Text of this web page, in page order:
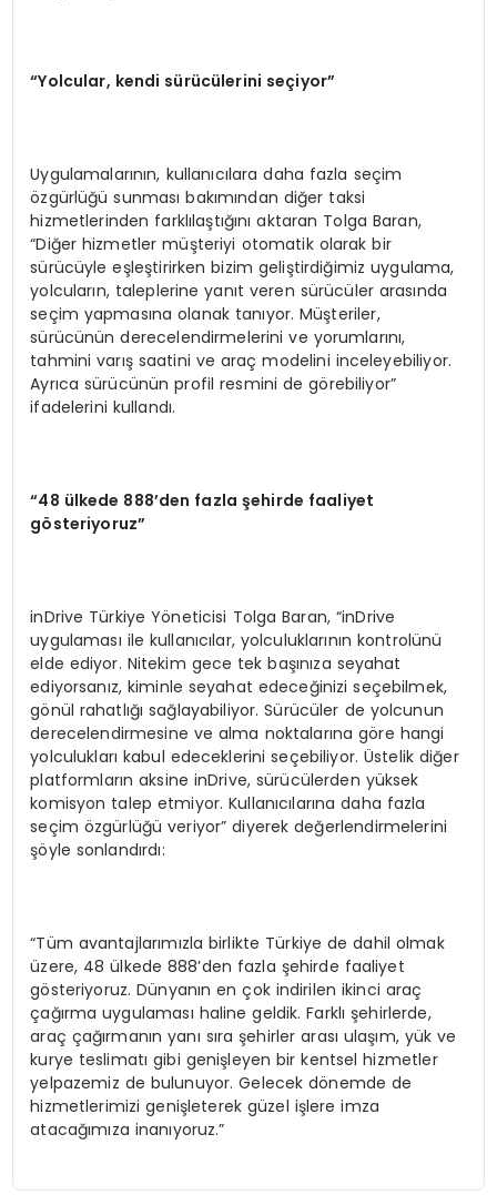
“Yolcular, kendi sürücülerini seçiyor”
Uygulamalarının, kullanıcılara daha fazla seçim
özgürlüğü sunması bakımından diğer taksi
hizmetlerinden farklılaştığını aktaran Tolga Baran,
“Diğer hizmetler müşteriyi otomatik olarak bir
sürücüyle eşleştirirken bizim geliştirdiğimiz uygulama,
yolcuların, taleplerine yanıt veren sürücüler arasında
seçim yapmasına olanak tanıyor. Müşteriler,
sürücünün derecelendirmelerini ve yorumlarını,
tahmini varış saatini ve araç modelini inceleyebiliyor.
Ayrıca sürücünün profil resmini de görebiliyor”
ifadelerini kullandı.
“48 ülkede 888’den fazla şehirde faaliyet
gösteriyoruz”
inDrive Türkiye Yöneticisi Tolga Baran, “inDrive
uygulaması ile kullanıcılar, yolculuklarının kontrolünü
elde ediyor. Nitekim gece tek başınıza seyahat
ediyorsanız, kiminle seyahat edeceğinizi seçebilmek,
gönül rahatlığı sağlayabiliyor. Sürücüler de yolcunun
derecelendirmesine ve alma noktalarına göre hangi
yolculukları kabul edeceklerini seçebiliyor. Üstelik diğer
platformların aksine inDrive, sürücülerden yüksek
komisyon talep etmiyor. Kullanıcılarına daha fazla
seçim özgürlüğü veriyor” diyerek değerlendirmelerini
şöyle sonlandırdı:
“Tüm avantajlarımızla birlikte Türkiye de dahil olmak
üzere, 48 ülkede 888’den fazla şehirde faaliyet
gösteriyoruz. Dünyanın en çok indirilen ikinci araç
çağırma uygulaması haline geldik. Farklı şehirlerde,
araç çağırmanın yanı sıra şehirler arası ulaşım, yük ve
kurye teslimatı gibi genişleyen bir kentsel hizmetler
yelpazemiz de bulunuyor. Gelecek dönemde de
hizmetlerimizi genişleterek güzel işlere imza
atacağımıza inanıyoruz.”